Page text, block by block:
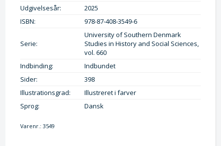
Udgivelsesår:
2025
ISBN:
978-87-408-3549-6
Serie:
University of Southern Denmark
Studies in History and Social Sciences,
vol. 660
Indbinding:
Indbundet
Sider:
398
Illustrationsgrad:
Illustreret i farver
Sprog:
Dansk
Varenr.:3549